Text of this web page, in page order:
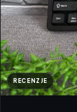
RECENZJE